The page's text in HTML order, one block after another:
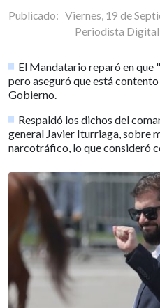
Publicado: Viernes, 19 de
Periodista
El Mandatario reparó en que
pero aseguró que está
Gobierno.
Respaldó los dichos del
general Javier Iturriaga, sobre
narcotráfico, lo que consideró